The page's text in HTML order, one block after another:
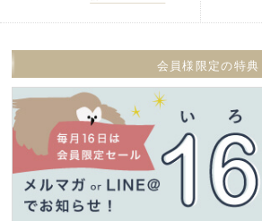
会員様限定の特典